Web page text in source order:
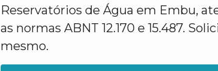
Reservatórios de Água em Embu,
as normas ABNT 12.170 e 15.487.
mesmo.